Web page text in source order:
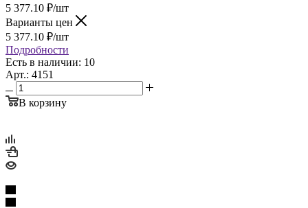
5 377.10 ₽/шт
Варианты цен
5 377.10 ₽/шт
Подробности
Есть в наличии: 10
Арт.: 4151
В корзину